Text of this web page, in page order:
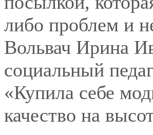
либо проблем и
Вольвач Ирина
социальный
«Купила себе
качество на